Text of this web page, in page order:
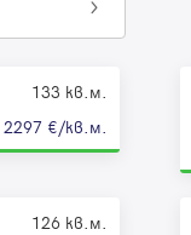
133 кв.м.
2297 €/кв.м.
126 кв.м.